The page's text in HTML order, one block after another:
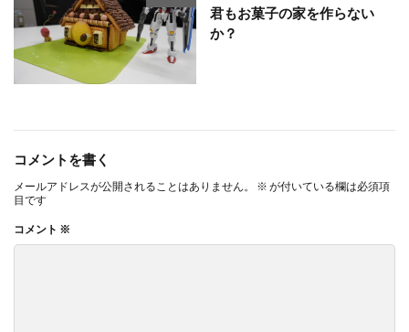
君もお菓子の家を作らない
か？
コメントを書く
メールアドレスが公開されることはありません。 ※ が付いている欄は必須項
目です
コメント ※